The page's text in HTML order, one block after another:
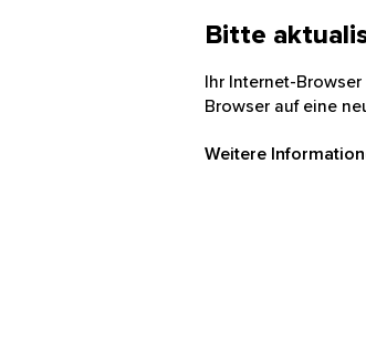
Bitte
Ihr Internet-
Browser auf eine
Weitere